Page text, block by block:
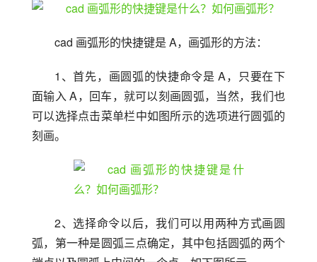
cad 画弧形的快捷键是 A，画弧形的方法：
1、首先，画圆弧的快捷命令是 A，只要在下
面输入 A，回车，就可以刻画圆弧，当然，我们也
可以选择点击菜单栏中如图所示的选项进行圆弧的
刻画。
2、选择命令以后，我们可以用两种方式画圆
弧，第一种是圆弧三点确定，其中包括圆弧的两个